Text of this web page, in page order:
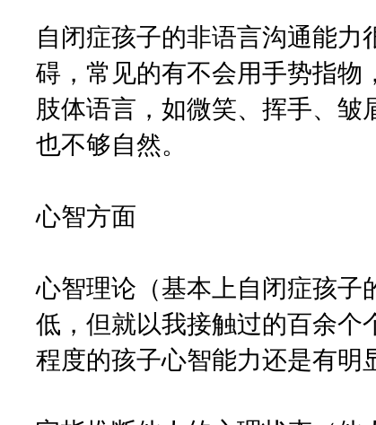
自闭症孩子的非语言沟通能力
碍，常见的有不会用手势指物
肢体语言，如微笑、挥手、皱
也不够自然。
心智方面
心智理论（基本上自闭症孩子
低，但就以我接触过的百余个
程度的孩子心智能力还是有明